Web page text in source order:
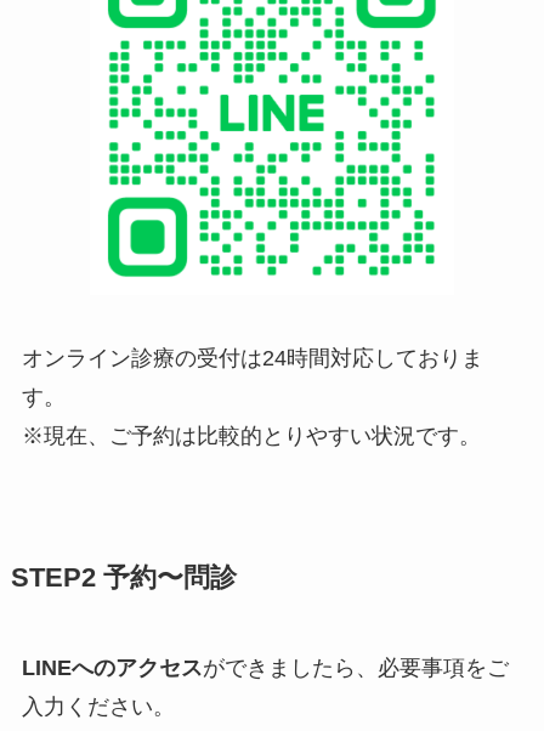
オンライン診療の受付は24時間対応しておりま
す。
※現在、ご予約は比較的とりやすい状況です。
STEP2 予約〜問診
LINEへのアクセスができましたら、必要事項をご
入力ください。